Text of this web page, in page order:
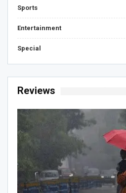
Sports
Entertainment
Special
Reviews